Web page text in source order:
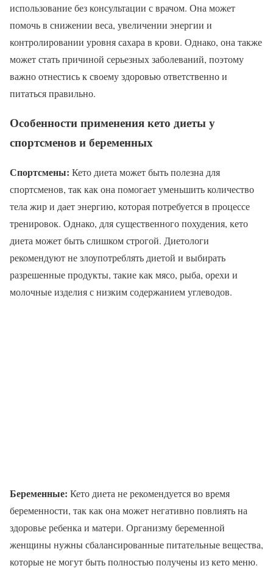
использование без консультации с врачом. Она может
помочь в снижении веса, увеличении энергии и
контролировании уровня сахара в крови. Однако, она также
может стать причиной серьезных заболеваний, поэтому
важно отнестись к своему здоровью ответственно и
питаться правильно.
Особенности применения кето диеты у
спортсменов и беременных
Спортсмены: Кето диета может быть полезна для
спортсменов, так как она помогает уменьшить количество
тела жир и дает энергию, которая потребуется в процессе
тренировок. Однако, для существенного похудения, кето
диета может быть слишком строгой. Диетологи
рекомендуют не злоупотреблять диетой и выбирать
разрешенные продукты, такие как мясо, рыба, орехи и
молочные изделия с низким содержанием углеводов.
Беременные: Кето диета не рекомендуется во время
беременности, так как она может негативно повлиять на
здоровье ребенка и матери. Организму беременной
женщины нужны сбалансированные питательные вещества,
которые не могут быть полностью получены из кето меню.